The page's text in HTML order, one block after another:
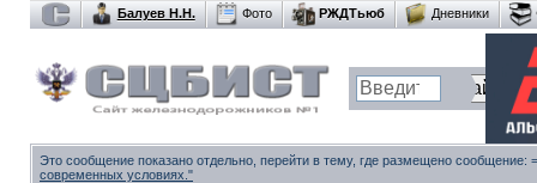
Балуев Н.Н. Фото РЖДТьюб Дневники
Это сообщение показано отдельно, перейти в тему, где размещено сообщение:
современных условиях."